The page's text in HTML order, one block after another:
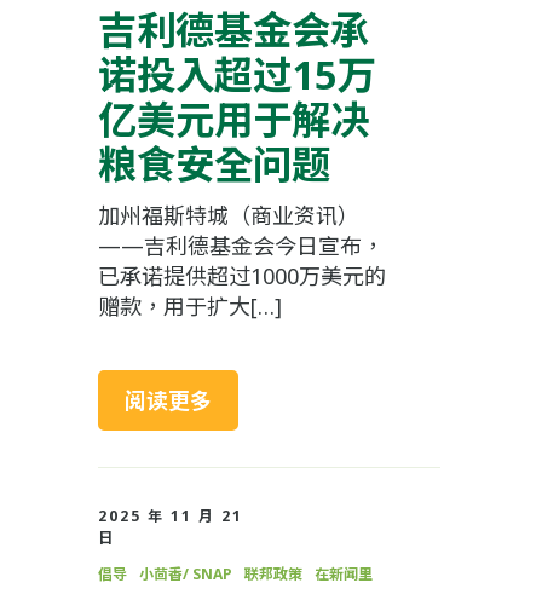
吉利德基金会承
诺投入超过15万
亿美元用于解决
粮食安全问题
加州福斯特城（商业资讯）
——吉利德基金会今日宣布，
已承诺提供超过1000万美元的
赠款，用于扩大[…]
阅读更多
2025 年 11 月 21
日
倡导
小茴香/ SNAP 联邦政策 在新闻里